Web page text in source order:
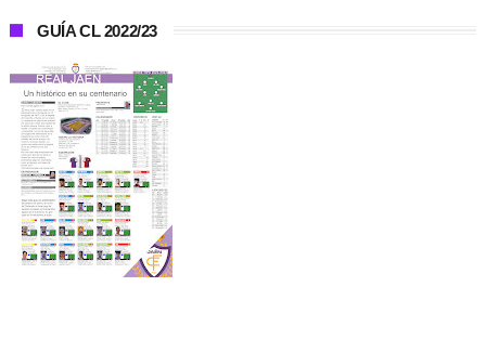
GUÍA CL 2022/23